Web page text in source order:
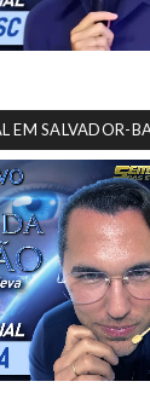
EM SALVADOR-